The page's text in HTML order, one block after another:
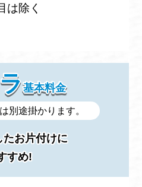
は除く
基本料金
別途掛かります。
たお片付けに
すめ!